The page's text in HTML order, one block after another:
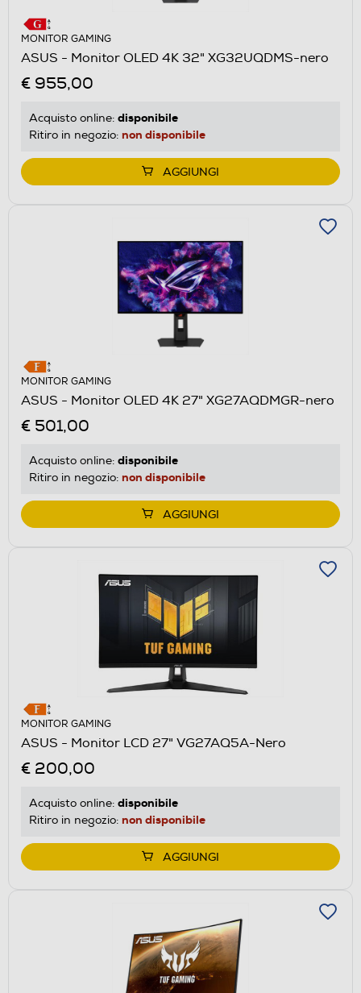
MONITOR GAMING
ASUS - Monitor OLED 4K 32" XG32UQDMS-nero
€ 955,00
Acquisto online: disponibile
Ritiro in negozio: non disponibile
AGGIUNGI
MONITOR GAMING
ASUS - Monitor OLED 4K 27" XG27AQDMGR-nero
€ 501,00
Acquisto online: disponibile
Ritiro in negozio: non disponibile
AGGIUNGI
MONITOR GAMING
ASUS - Monitor LCD 27" VG27AQ5A-Nero
€ 200,00
Acquisto online: disponibile
Ritiro in negozio: non disponibile
AGGIUNGI